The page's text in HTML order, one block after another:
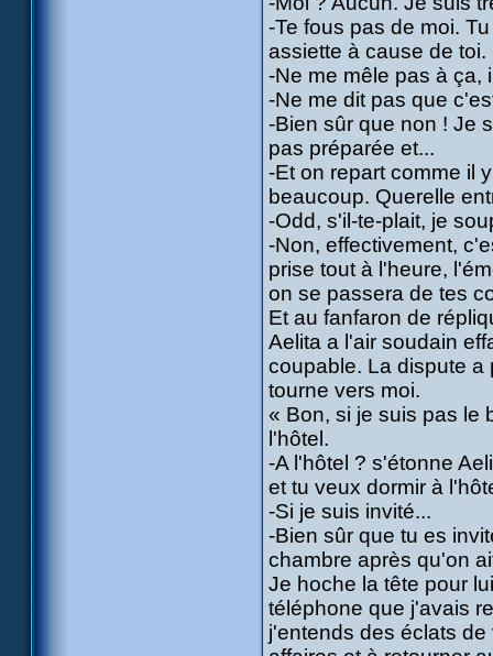
-Te fous pas de moi.
assiette à cause de toi.
-Ne me mêle pas à ça,
-Ne me dit pas que
-Bien sûr que non ! Je
pas préparée et...
-Et on repart comme il
beaucoup. Querelle
-Odd, s'il-te-plait, je
-Non, effectivement,
prise tout à l'heure,
on se passera de tes
Et au fanfaron de
Aelita a l'air soudain
coupable. La dispute a
tourne vers moi.
« Bon, si je suis pas le
l'hôtel.
-A l'hôtel ? s'étonne
et tu veux dormir à
-Si je suis invité...
-Bien sûr que tu es
chambre après qu'on
Je hoche la tête pour
téléphone que j'avais
j'entends des éclats